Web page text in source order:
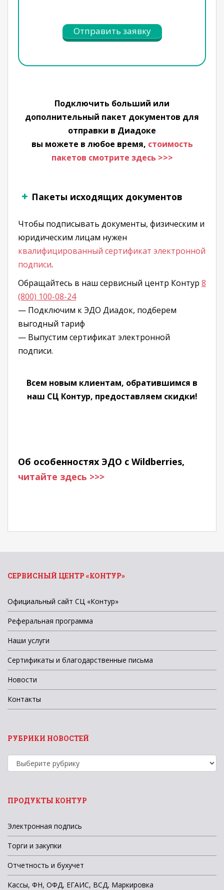
Отправить заявку
Подключить больший или
дополнительный пакет документов для
отправки в Диадоке
вы можете в любое время, стоимость
пакетов смотрите здесь >>>
Пакеты исходящих документов
Чтобы подписывать документы, физическим и
юридическим лицам нужен
квалифицированный сертификат электронной
подписи.
Обращайтесь в наш сервисный центр Контур 8
(800) 100-08-24
— Подключим к ЭДО Диадок, подберем
выгодный тариф
— Выпустим сертификат электронной
подписи.
Всем новым клиентам, обратившимся в
наш СЦ Контур, предоставляем скидки!
Об особенностях ЭДО с Wildberries,
читайте здесь >>>
СЕРВИСНЫЙ ЦЕНТР «КОНТУР»
Официальный сайт СЦ «Контур»
Реферальная программа
Наши услуги
Сертификаты и благодарственные письма
Новости
Контакты
РУБРИКИ НОВОСТЕЙ
Рубрики
новостей
ПРОДУКТЫ КОНТУР
Электронная подпись
Торги и закупки
Отчетность и бухучет
Кассы, ФН, ОФД, ЕГАИС, ВСД, Маркировка